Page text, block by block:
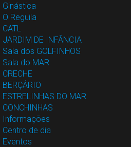
Ginástica
O Reguila
CATL
JARDIM DE INFÂNCIA
Sala dos GOLFINHOS
Sala do MAR
CRECHE
BERÇÁRIO
ESTRELINHAS DO MAR
CONCHINHAS
Informações
Centro de dia
Eventos